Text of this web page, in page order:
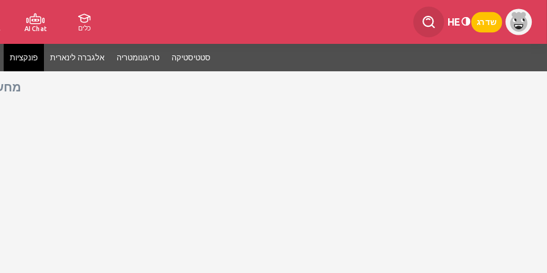
AI Chat כלים
HE שדרג
פונקציות אלגברה לינארית טריגונומטריה סטטיסטיקה